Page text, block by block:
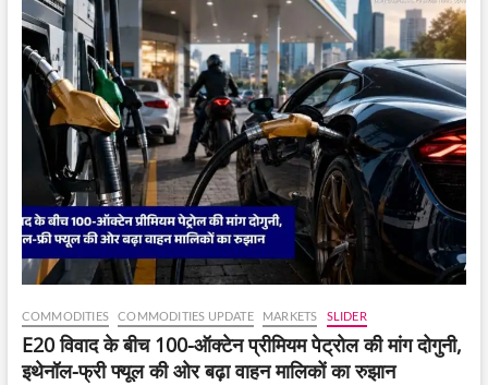
COMMODITIES COMMODITIES UPDATE MARKETS SLIDER
E20 विवाद के बीच 100-ऑक्टेन प्रीमियम पेट्रोल की मांग दोगुनी,
इथेनॉल-फ्री फ्यूल की ओर बढ़ा वाहन मालिकों का रुझान